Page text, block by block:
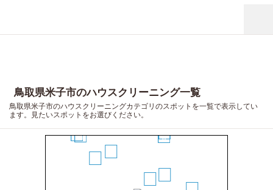
鳥取県米子市のハウスクリーニング一覧
鳥取県米子市のハウスクリーニングカテゴリのスポットを一覧で表示してい
ます。見たいスポットをお選びください。
6
8 10
12
13
15